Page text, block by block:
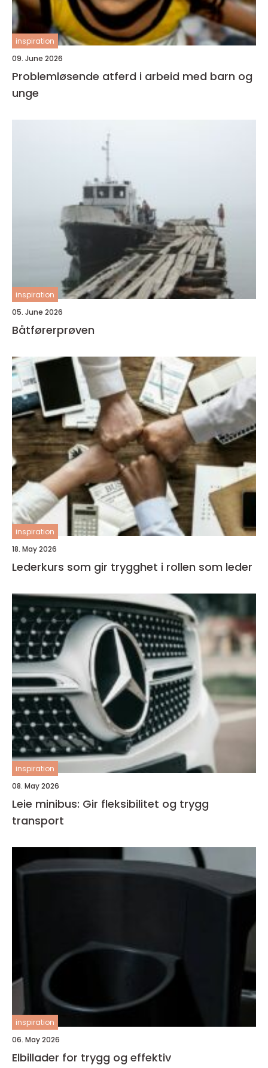
inspiration
09. June 2026
Problemløsende atferd i arbeid med barn og
unge
inspiration
05. June 2026
Båtførerprøven
inspiration
18. May 2026
Lederkurs som gir trygghet i rollen som leder
inspiration
08. May 2026
Leie minibus: Gir fleksibilitet og trygg
transport
inspiration
06. May 2026
Elbillader for trygg og effektiv